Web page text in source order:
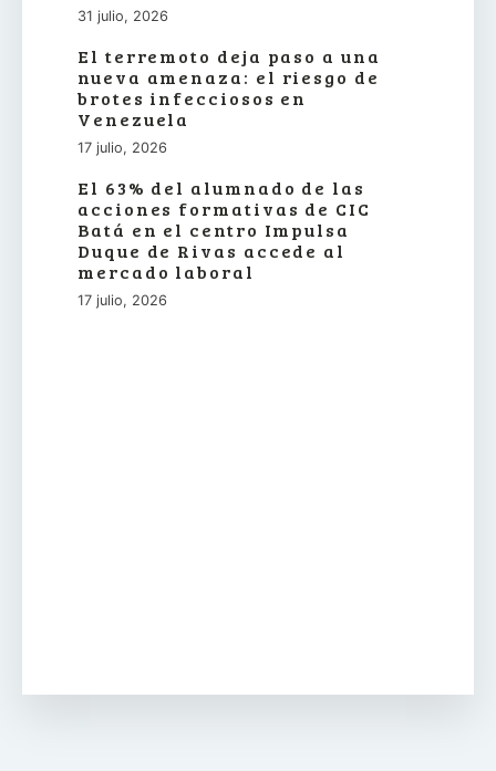
31 julio, 2026
El terremoto deja paso a una
nueva amenaza: el riesgo de
brotes infecciosos en
Venezuela
17 julio, 2026
El 63% del alumnado de las
acciones formativas de CIC
Batá en el centro Impulsa
Duque de Rivas accede al
mercado laboral
17 julio, 2026